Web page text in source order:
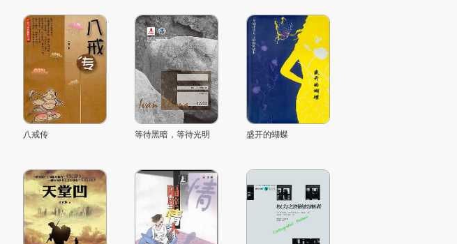
八戒传 等待黑暗，等待光明 盛开的蝴蝶